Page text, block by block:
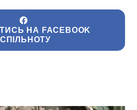
НА FACEBOOK
СПІЛЬНОТУ